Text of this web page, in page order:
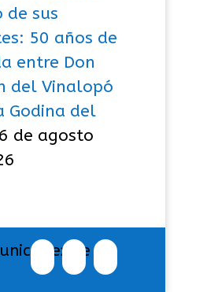
de sus
50 años de
entre Don
del Vinalopó
Godina del
6 de agosto
exige